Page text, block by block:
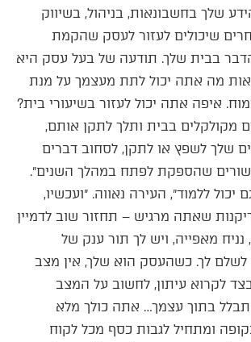
שלך בחשבונאות, בניהול, בשיווק
שיכולים לעזור לעסק שהקמת
בבית שלך. תודעה של בעל עסק היא
מה אתה יכול לתת מעצמך על מנת
איפה אתה יכול לעזור בשיעורי בית?
מקולקלים בבית ותלך לתקן אותם,
שלך לשפץ או לתקן, לסחוב דברים
שהספקת לפתח במהלך השנים״.
יכול ללמוד״, העירה נאווה. ״ועכשיו,
שאתה מרגיש – תחזור שוב לדמיין
מאפייה, ויש לך תור ענק של
לך. כשהעסק הוא שלך, אין מצב
לקרוא עיתון, לחשוב על המצב
בתוך עצמך… אתה כולך מלא
ומתחיל לגבות כסף מכל לקוח